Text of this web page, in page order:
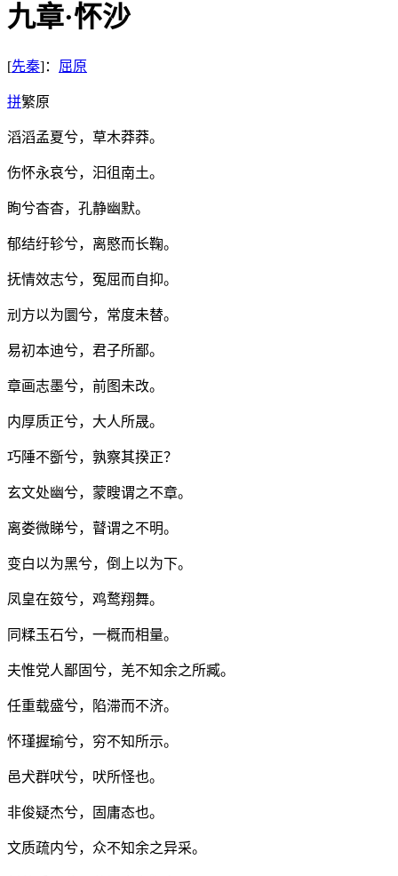
九章·怀沙
[先秦]： 屈原
拼繁原
滔滔孟夏兮，草木莽莽。
伤怀永哀兮，汩徂南土。
眴兮杳杳，孔静幽默。
郁结纡轸兮，离愍而长鞠。
抚情效志兮，冤屈而自抑。
刓方以为圜兮，常度未替。
易初本迪兮，君子所鄙。
章画志墨兮，前图未改。
内厚质正兮，大人所晟。
巧陲不斵兮，孰察其揆正？
玄文处幽兮，蒙瞍谓之不章。
离娄微睇兮，瞽谓之不明。
变白以为黑兮，倒上以为下。
凤皇在笯兮，鸡鹜翔舞。
同糅玉石兮，一概而相量。
夫惟党人鄙固兮，羌不知余之所臧。
任重载盛兮，陷滞而不济。
怀瑾握瑜兮，穷不知所示。
邑犬群吠兮，吠所怪也。
非俊疑杰兮，固庸态也。
文质疏内兮，众不知余之异采。